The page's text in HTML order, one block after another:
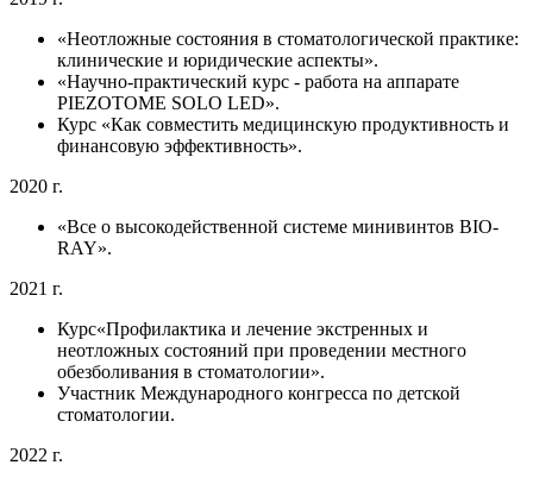
«Неотложные состояния в стоматологической практике:
клинические и юридические аспекты».
«Научно-практический курс - работа на аппарате
PIEZOTOME SOLO LED».
Курс «Как совместить медицинскую продуктивность и
финансовую эффективность».
2020 г.
«Все о высокодейственной системе минивинтов BIO-
RAY».
2021 г.
Курс«Профилактика и лечение экстренных и
неотложных состояний при проведении местного
обезболивания в стоматологии».
Участник Международного конгресса по детской
стоматологии.
2022 г.